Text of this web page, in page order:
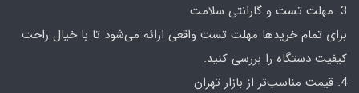
3. مهلت تست و گارانتی سلامت
برای تمام خریدها مهلت تست واقعی ارائه می‌شود تا با خیال راحت
کیفیت دستگاه را بررسی کنید.
4. قیمت مناسب‌تر از بازار تهران